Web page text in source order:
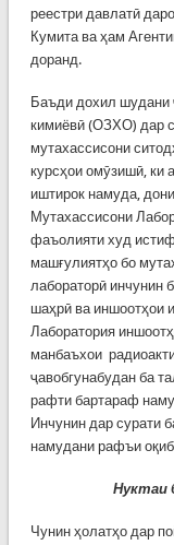
реестри давлатӣ
Кумита ва ҳам
доранд.
Баъди дохил шудани
кимиёвӣ (ОЗХО) дар
мутахассисони
курсҳои омӯзишӣ, ки
иштирок намуда,
Мутахассисони
фаъолияти худ
машғулиятҳо бо
лабораторӣ инчунин
шаҳрӣ ва иншоотҳои
Лаборатория
манбаъхои
ҷавобгунабудан ба
рафти бартараф
Инчунин дар сурати
намудани рафъи
Нуктаи
Чунин ҳолатҳо дар